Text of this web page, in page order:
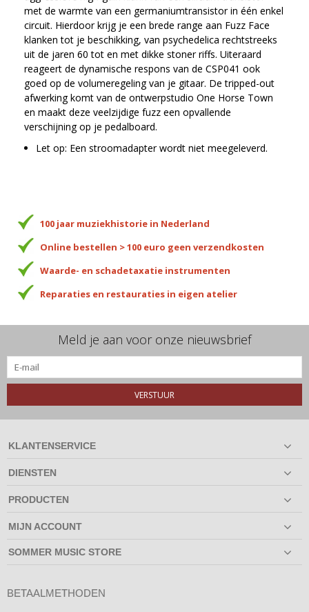
met de warmte van een germaniumtransistor in één enkel
circuit. Hierdoor krijg je een brede range aan Fuzz Face
klanken tot je beschikking, van psychedelica rechtstreeks
uit de jaren 60 tot en met dikke stoner riffs. Uiteraard
reageert de dynamische respons van de CSP041 ook
goed op de volumeregeling van je gitaar. De tripped-out
afwerking komt van de ontwerpstudio One Horse Town
en maakt deze veelzijdige fuzz een opvallende
verschijning op je pedalboard.
Let op: Een stroomadapter wordt niet meegeleverd.
100 jaar muziekhistorie in Nederland
Online bestellen > 100 euro geen verzendkosten
Waarde- en schadetaxatie instrumenten
Reparaties en restauraties in eigen atelier
Meld je aan voor onze nieuwsbrief
VERSTUUR
KLANTENSERVICE
DIENSTEN
PRODUCTEN
MIJN ACCOUNT
SOMMER MUSIC STORE
BETAALMETHODEN